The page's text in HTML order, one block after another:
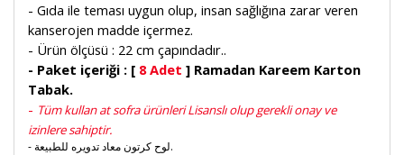
- Gıda ile teması uygun olup, insan sağlığına zarar veren
kanserojen madde içermez.
- Ürün ölçüsü : 22 cm çapındadır..
- Paket içeriği : [ 8 Adet ] Ramadan Kareem Karton
Tabak.
- Tüm kullan at sofra ürünleri Lisanslı olup gerekli onay ve
izinlere sahiptir.
- لوح كرتون معاد تدويره للطبيعة.